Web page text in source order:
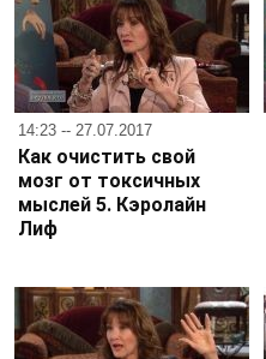
14:23 -- 27.07.2017
Как очистить свой
мозг от токсичных
мыслей 5. Кэролайн
Лиф